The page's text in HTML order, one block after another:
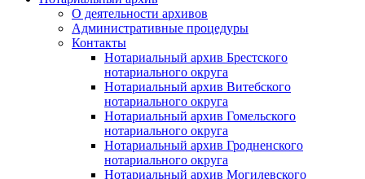
О деятельности архивов
Административные процедуры
Контакты
Нотариальный архив Брестского
нотариального округа
Нотариальный архив Витебского
нотариального округа
Нотариальный архив Гомельского
нотариального округа
Нотариальный архив Гродненского
нотариального округа
Нотариальный архив Могилевского